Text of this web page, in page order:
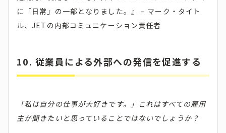
に「日常」の一部となりました。』 – マーク・タイト
ル、JETの内部コミュニケーション責任者
10. 従業員による外部への発信を促進する
「私は自分の仕事が大好きです。」これはすべての雇用
主が聞きたいと思っていることではないでしょうか？